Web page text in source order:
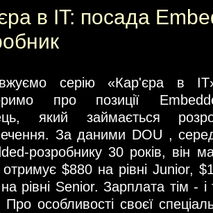
в IT: посада
серію «Кар'єра в
про позиції
який займається
За даними DOU ,
розробнику 30 років, він
отримує $880 на рівні Junior,
рівні Senior. Зарплата тім -
особливості своєї